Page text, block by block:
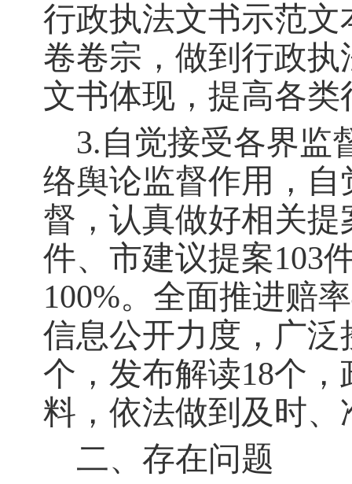
行政执法文书示范
卷卷宗，做到行政
文书体现，提高各
3.自觉接受各界监
络舆论监督作用，
督，认真做好相关
件、市建议提案103
100%。全面推进赔
信息公开力度，广
个，发布解读18个
料，依法做到及时
二、存在问题